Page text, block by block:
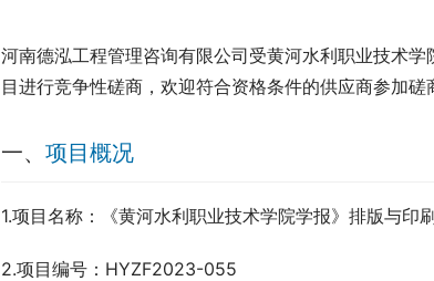
河南德泓工程管理咨询有限公司受黄河水利职业技术
目进行竞争性磋商，欢迎符合资格条件的供应商参加磋
一、 项目概况
1.项目名称：《黄河水利职业技术学院学报》排版与印
2.项目编号：HYZF2023-055